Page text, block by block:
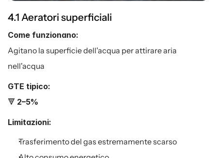
4.1 Aeratori superficiali
Come funzionano:
Agitano la superficie dell'acqua per attirare aria
nell'acqua
GTE tipico:
🔻 2–5%
Limitazioni:
Trasferimento del gas estremamente scarso